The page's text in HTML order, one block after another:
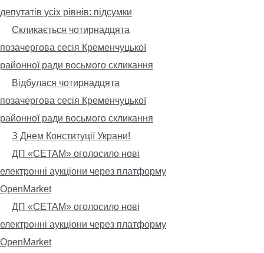
депутатів усіх рівнів: підсумки
Скликається чотирнадцята
позачергова сесія Кременчуцької
районної ради восьмого скликання
Відбулася чотирнадцята
позачергова сесія Кременчуцької
районної ради восьмого скликання
З Днем Конституції Украни!
ДП «СЕТАМ» оголосило нові
електронні аукціони через платформу
OpenMarket
ДП «СЕТАМ» оголосило нові
електронні аукціони через платформу
OpenMarket